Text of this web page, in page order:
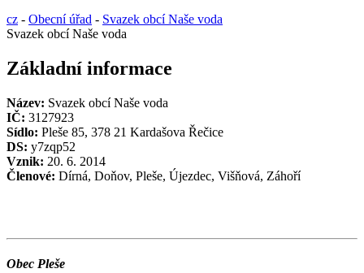
cz - Obecní úřad - Svazek obcí Naše voda
Svazek obcí Naše voda
Základní informace
Název: Svazek obcí Naše voda
IČ: 3127923
Sídlo: Pleše 85, 378 21 Kardašova Řečice
DS: y7zqp52
Vznik: 20. 6. 2014
Členové: Dírná, Doňov, Pleše, Újezdec, Višňová, Záhoří
Obec Pleše